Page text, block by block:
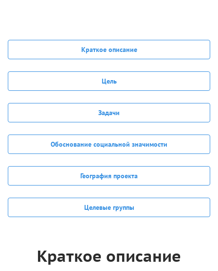
Краткое описание
Цель
Задачи
Обоснование социальной значимости
География проекта
Целевые группы
Краткое описание